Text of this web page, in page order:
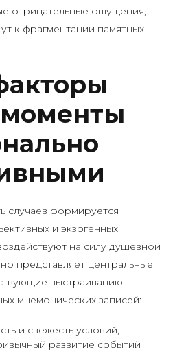
отрицательные ощущения,
к фрагментации памятных
случаев формируется
и экзогенных
на силу душевной
представляет центральные
выстраиванию
мнемонических записей:
и свежесть условий,
развитие событий